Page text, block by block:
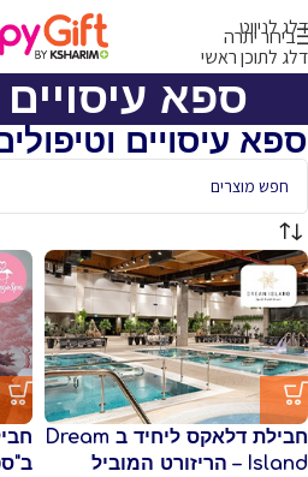
דלג לניווט
דלג לתוכן ראשי
בירור יתרה
ספא עיסויים
ספא עיסויים
חבילת דלאקס ליחיד ב Dream
Island – הריזורט המוביל